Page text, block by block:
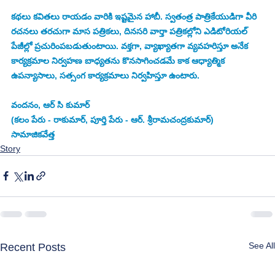
కథలు కవితలు రాయడం వారికి ఇష్టమైన హాబీ. స్వతంత్ర పాత్రికేయుడిగా వీరి
రచనలు తరచుగా మాస పత్రికలు, దినసరి వార్తా పత్రికల్లోని ఎడిటోరియల్
పేజీల్లో ప్రచురింపబడుతుంటాయి. వక్తగా, వ్యాఖ్యాతగా వ్యవహరిస్తూ అనేక
కార్యక్రమాల నిర్వహణ బాధ్యతను కొనసాగించడమే కాక ఆధ్యాత్మిక
ఉపన్యాసాలు, సత్సంగ కార్యక్రమాలు నిర్వహిస్తూ ఉంటారు.
వందనం, ఆర్ సి కుమార్
(కలం పేరు - రాకుమార్, పూర్తి పేరు - ఆర్. శ్రీరామచంద్రకుమార్)
సామాజికవేత్త
Story
Recent Posts See All